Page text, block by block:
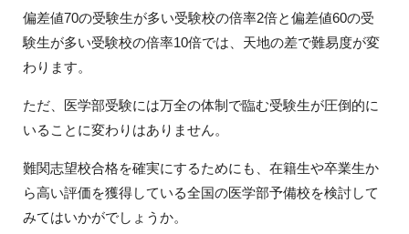
偏差値70の受験生が多い受験校の倍率2倍と偏差値60の受
験生が多い受験校の倍率10倍では、天地の差で難易度が変
わります。
ただ、医学部受験には万全の体制で臨む受験生が圧倒的に
いることに変わりはありません。
難関志望校合格を確実にするためにも、在籍生や卒業生か
ら高い評価を獲得している全国の医学部予備校を検討して
みてはいかがでしょうか。